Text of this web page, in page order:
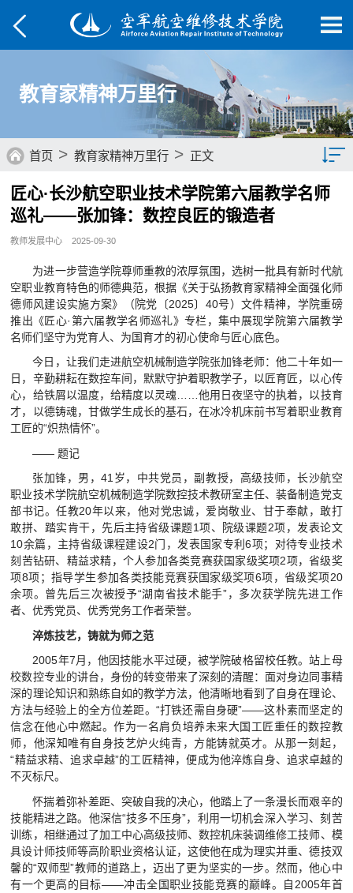
教育家精神万里行
首页 > 教育家精神万里行 > 正文
综合要闻
媒体航院
菁菁校园
学子风采
视频航院
教育家精神万里行
匠心·长沙航空职业技术学院第六届教学名师
巡礼——张加锋：数控良匠的锻造者
教师发展中心 2025-09-30
为进一步营造学院尊师重教的浓厚氛围，选树一批具有新时代航
空职业教育特色的师德典范，根据《关于弘扬教育家精神全面强化师
德师风建设实施方案》（院党〔2025〕40号）文件精神，学院重磅
推出《匠心·第六届教学名师巡礼》专栏，集中展现学院第六届教学
名师们坚守为党育人、为国育才的初心使命与匠心底色。
今日，让我们走进航空机械制造学院张加锋老师：他二十年如一
日，辛勤耕耘在数控车间，默默守护着职教学子，以匠育匠，以心传
心，给铁屑以温度，给精度以灵魂……他用日夜坚守的执着，以技育
才，以德铸魂，甘做学生成长的基石，在冰冷机床前书写着职业教育
工匠的“炽热情怀”。
—— 题记
张加锋，男，41岁，中共党员，副教授，高级技师，长沙航空
职业技术学院航空机械制造学院数控技术教研室主任、装备制造党支
部书记。任教20年以来，他对党忠诚，爱岗敬业、甘于奉献，敢打
敢拼、踏实肯干，先后主持省级课题1项、院级课题2项，发表论文
10余篇，主持省级课程建设2门，发表国家专利6项；对待专业技术
刻苦钻研、精益求精，个人参加各类竞赛获国家级奖项2项，省级奖
项8项；指导学生参加各类技能竞赛获国家级奖项6项，省级奖项20
余项。曾先后三次被授予“湖南省技术能手”，多次获学院先进工作
者、优秀党员、优秀党务工作者荣誉。
淬炼技艺，铸就为师之范
2005年7月，他因技能水平过硬，被学院破格留校任教。站上母
校数控专业的讲台，身份的转变带来了深刻的清醒：面对身边同事精
深的理论知识和熟练自如的教学方法，他清晰地看到了自身在理论、
方法与经验上的全方位差距。“打铁还需自身硬”——这朴素而坚定的
信念在他心中燃起。作为一名肩负培养未来大国工匠重任的数控教
师，他深知唯有自身技艺炉火纯青，方能铸就英才。从那一刻起，
“精益求精、追求卓越”的工匠精神，便成为他淬炼自身、追求卓越的
不灭标尺。
怀揣着弥补差距、突破自我的决心，他踏上了一条漫长而艰辛的
技能精进之路。他深信“技多不压身”，利用一切机会深入学习、刻苦
训练，相继通过了加工中心高级技师、数控机床装调维修工技师、模
具设计师技师等高阶职业资格认证，这使他在成为理实并重、德技双
馨的“双师型”教师的道路上，迈出了更为坚实的一步。然而，他心中
有一个更高的目标——冲击全国职业技能竞赛的巅峰。自2005年首